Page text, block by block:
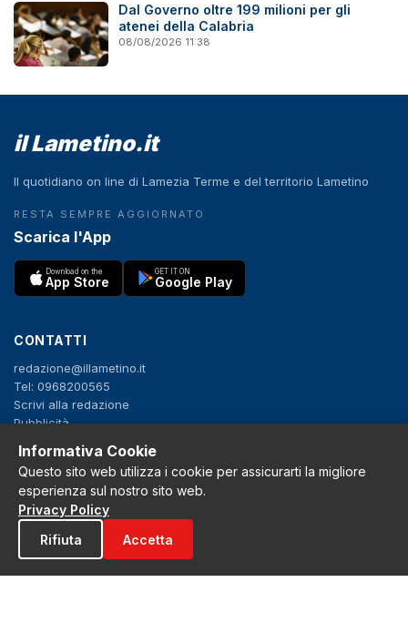
Dal Governo oltre 199 milioni per gli
atenei della Calabria
08/08/2026 11:38
il Lametino.it
Il quotidiano on line di Lamezia Terme e del territorio Lametino
RESTA SEMPRE AGGIORNATO
Scarica l'App
Download on the
App Store
GET IT ON
Google Play
CONTATTI
redazione@illametino.it
Tel: 0968200565
Scrivi alla redazione
Pubblicità
SEGUICI
f X IG
Privacy Policy
Informativa Cookie
Questo sito web utilizza i cookie per assicurarti la migliore
esperienza sul nostro sito web.
Privacy Policy
Rifiuta
Accetta